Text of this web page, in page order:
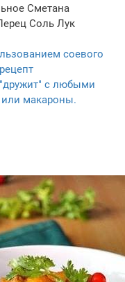
Сметана
Соль Лук
соевого
с любыми
или макароны.